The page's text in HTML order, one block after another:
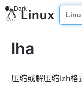
lha
压缩或解压缩lzh格